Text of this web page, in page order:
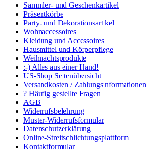
Sammler- und Geschenkartikel
Präsentkörbe
Party- und Dekorationsartikel
Wohnaccessoires
Kleidung und Accessoires
Hausmittel und Körperpflege
Weihnachtsprodukte
:-) Alles aus einer Hand!
US-Shop Seitenübersicht
Versandkosten / Zahlungsinformationen
? Häufig gestellte Fragen
AGB
Widerrufsbelehrung
Muster-Widerrufsformular
Datenschutzerklärung
Online-Streitschlichtungsplattform
Kontaktformular